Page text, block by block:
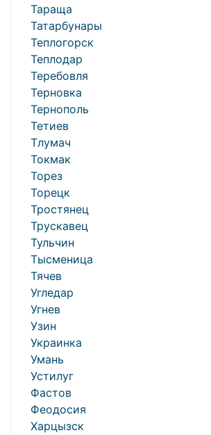
Тараща
Татарбунары
Теплогорск
Теплодар
Теребовля
Терновка
Тернополь
Тетиев
Тлумач
Токмак
Торез
Торецк
Тростянец
Трускавец
Тульчин
Тысменица
Тячев
Угледар
Угнев
Узин
Украинка
Умань
Устилуг
Фастов
Феодосия
Харцызск